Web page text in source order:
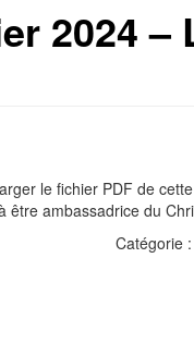
2024 –
le fichier PDF de
être ambassadrice du
Catégorie :